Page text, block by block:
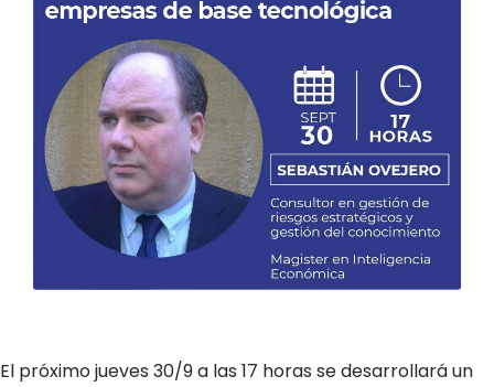
El próximo jueves 30/9 a las 17 horas se desarrollará un